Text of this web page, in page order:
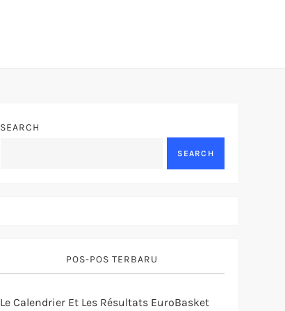
SEARCH
SEARCH
POS-POS TERBARU
Le Calendrier Et Les Résultats EuroBasket